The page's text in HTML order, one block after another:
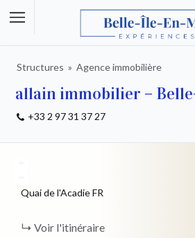
Structures Agence immobilière
allain immobilier –
+33 2 97 31 37 27
Quai de l'AcadieFR
Voir l'itinéraire